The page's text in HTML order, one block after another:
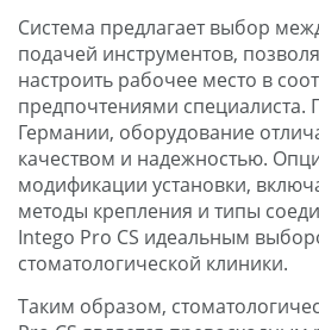
Система предлагает выбор
подачей инструментов,
настроить рабочее место в
предпочтениями специалиста.
Германии, оборудование
качеством и надежностью.
модификации установки,
методы крепления и типы
Intego Pro CS идеальным
стоматологической клиники.
Таким образом,